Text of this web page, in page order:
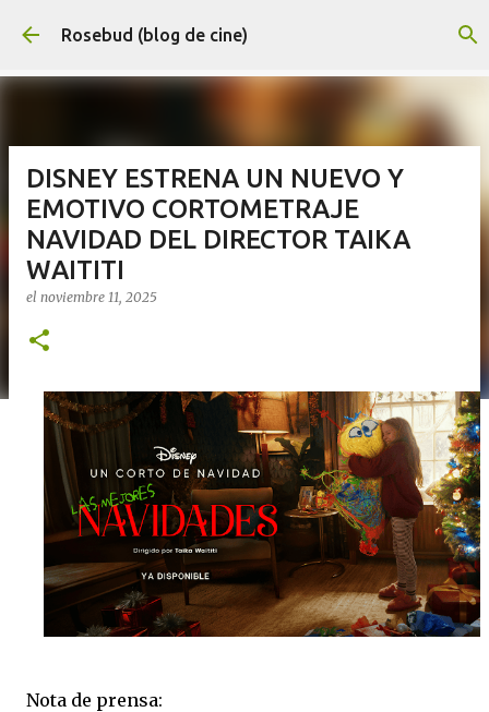
Ir al contenido principal
Rosebud (blog de cine)
DISNEY ESTRENA UN NUEVO Y
EMOTIVO CORTOMETRAJE
NAVIDAD DEL DIRECTOR TAIKA
WAITITI
el noviembre 11, 2025
Nota de prensa: